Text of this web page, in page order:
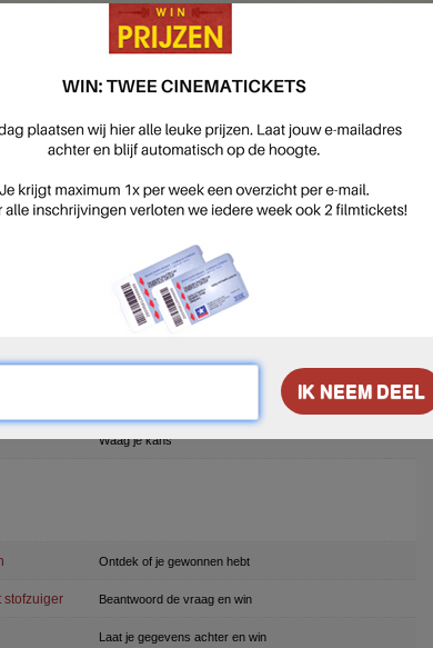
Antwoord
Vul je gegevens in om mee te doen
Geef je info op en win
Schrijf je in en profiteer optimaal van het mooie weer
Schrijf je in en win
Speel gratis spelletjes
Vul je gegevens in en win
Waag je kans
Ontdek of je gewonnen hebt
stofzuiger Beantwoord de vraag en win
Laat je gegevens achter en win